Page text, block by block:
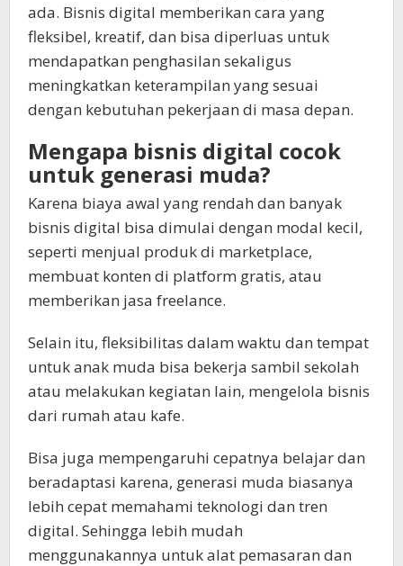
ada. Bisnis digital memberikan cara yang
fleksibel, kreatif, dan bisa diperluas untuk
mendapatkan penghasilan sekaligus
meningkatkan keterampilan yang sesuai
dengan kebutuhan pekerjaan di masa depan.
Mengapa bisnis digital cocok
untuk generasi muda?
Karena biaya awal yang rendah dan banyak
bisnis digital bisa dimulai dengan modal kecil,
seperti menjual produk di marketplace,
membuat konten di platform gratis, atau
memberikan jasa freelance.
Selain itu, fleksibilitas dalam waktu dan tempat
untuk anak muda bisa bekerja sambil sekolah
atau melakukan kegiatan lain, mengelola bisnis
dari rumah atau kafe.
Bisa juga mempengaruhi cepatnya belajar dan
beradaptasi karena, generasi muda biasanya
lebih cepat memahami teknologi dan tren
digital. Sehingga lebih mudah
menggunakannya untuk alat pemasaran dan